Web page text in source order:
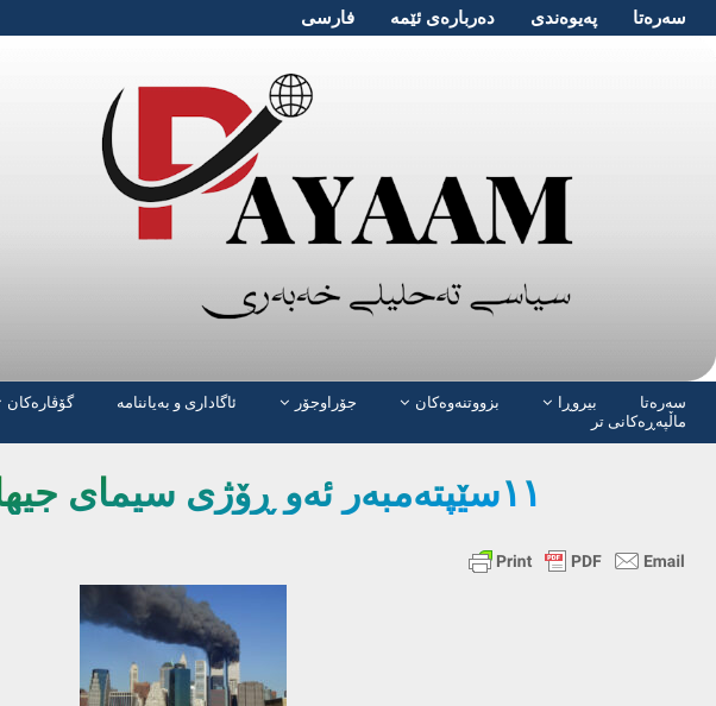
سەرەتا پەیوەندی دەربارەی ئێمە فارسی
سەرەتا بیروڕا بزووتنەوەکان جۆراوجۆر ئاگاداری و بەیاننامە گۆڤارەکان
ماڵپەڕەکانی تر
١١سێپتەمبەر ئەو ڕۆژی سیمای جیهانی گۆڕی !